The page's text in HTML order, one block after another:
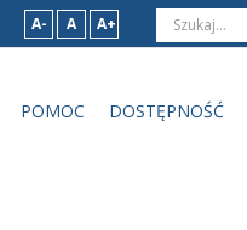
A- A A+
POMOC DOSTĘPNOŚĆ